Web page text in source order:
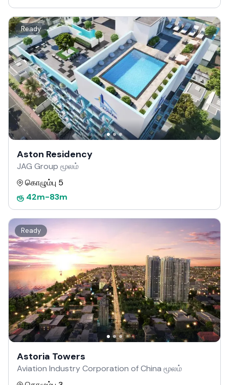
Ready
Aston Residency
JAG Group மூலம்
கொழும்பு 5
ரூ 42m-83m
Ready
Astoria Towers
Aviation Industry Corporation of China மூலம்